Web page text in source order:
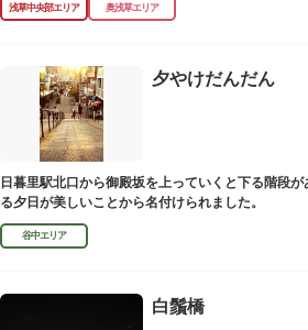
浅草名所七福神の特徴は福禄寿、寿老人が2社ずつ
るところ。九は数の究み、鳩と言う字にも使われ
絵馬をつけ、色紙・福絵に御朱印をいただきながら
江戸文化発祥の地といわれる浅草には、観音様の境
に名所・旧跡があります。七福神をめぐる途中、こ
江戸文化の面影を偲んでみてはいかがでしょうか。
御利益にあやかりながらの散策は、福徳と心の安ら
しょう。
浅草中央部エリア 奥浅草エリア
夕やけだんだん
日暮里駅北口から御殿坂を上っていくと下る階段
る夕日が美しいことから名付けられました。
谷中エリア
白鬚橋